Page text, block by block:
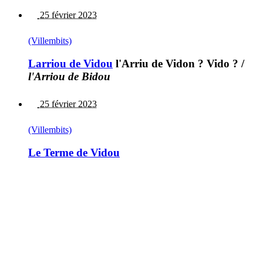
25 février 2023
(Villembits)
Larriou de Vidou l'Arriu de Vidon ? Vido ? /
l'Arriou de Bidou
25 février 2023
(Villembits)
Le Terme de Vidou